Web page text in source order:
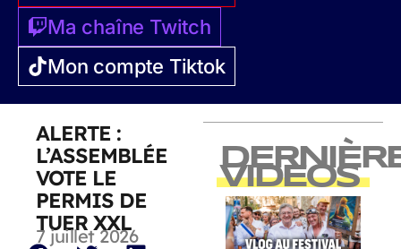
Ma chaîne Twitch
Mon compte Tiktok
ALERTE :
L’ASSEMBLÉE
VOTE LE
PERMIS DE
TUER XXL
7 juillet 2026
VIDEOS